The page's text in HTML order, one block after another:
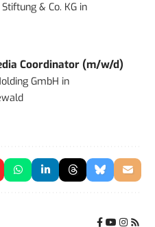
& Co. KG in
Coordinator (m/w/d)
GmbH in